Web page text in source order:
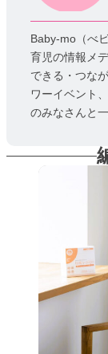
Baby-mo（べ
育児の情報メ
できる・つな
ワーイベント
のみなさんと